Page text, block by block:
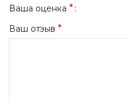
Ваша оценка *
Ваш отзыв *